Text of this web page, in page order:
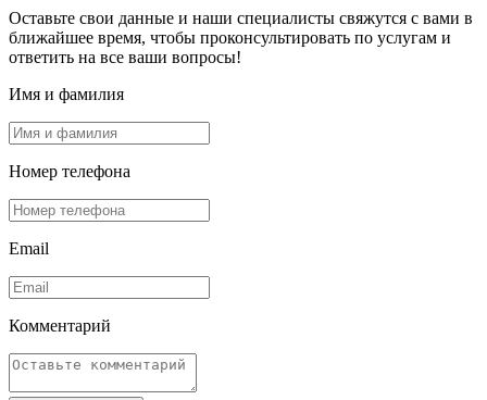
Оставьте свои данные и наши специалисты свяжутся с вами в
ближайшее время, чтобы проконсультировать по услугам и
ответить на все ваши вопросы!
Имя и фамилия
Номер телефона
Email
Комментарий